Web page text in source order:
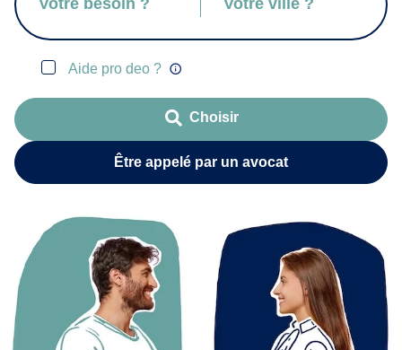
Aide pro deo ?
Choisir
Être appelé par un avocat